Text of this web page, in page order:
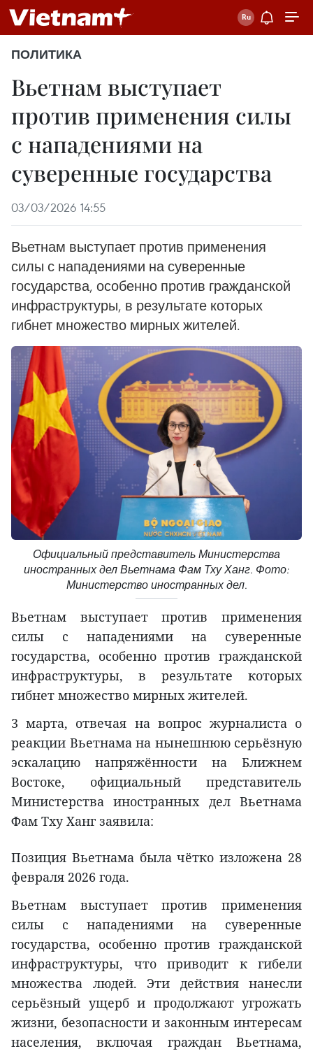
ПОЛИТИКА
Вьетнам выступает
против применения силы
с нападениями на
суверенные государства
03/03/2026 14:55
Вьетнам выступает против применения
силы с нападениями на суверенные
государства, особенно против гражданской
инфраструктуры, в результате которых
гибнет множество мирных жителей.
Официальный представитель Министерства
иностранных дел Вьетнама Фам Тху Ханг. Фото:
Министерство иностранных дел.
Вьетнам выступает против применения
силы с нападениями на суверенные
государства, особенно против гражданской
инфраструктуры, в результате которых
гибнет множество мирных жителей.
3 марта, отвечая на вопрос журналиста о
реакции Вьетнама на нынешнюю серьёзную
эскалацию напряжённости на Ближнем
Востоке, официальный представитель
Министерства иностранных дел Вьетнама
Фам Тху Ханг заявила:
Позиция Вьетнама была чётко изложена 28
февраля 2026 года.
Вьетнам выступает против применения
силы с нападениями на суверенные
государства, особенно против гражданской
инфраструктуры, что приводит к гибели
множества людей. Эти действия нанесли
серьёзный ущерб и продолжают угрожать
жизни, безопасности и законным интересам
населения, включая граждан Вьетнама,